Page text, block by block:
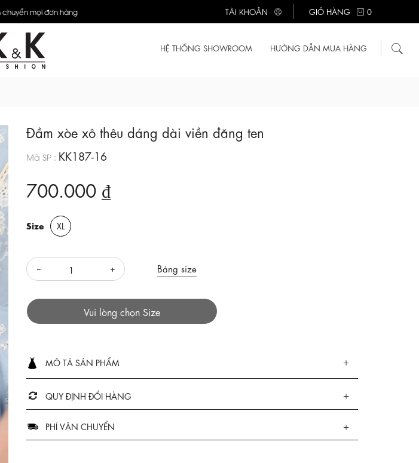
chuyển mọi đơn hàng TÀI KHOẢN GIỎ HÀNG 0
HỆ THỐNG SHOWROOM HƯỚNG DẪN MUA HÀNG
Đầm xòe xô thêu dáng dài viền đăng ten
Mã SP : KK187-16
700.000 ₫
Size XL
Bảng size
Vui lòng chọn Size
MÔ TẢ SẢN PHẨM
QUY ĐỊNH ĐỔI HÀNG
PHÍ VẬN CHUYỂN